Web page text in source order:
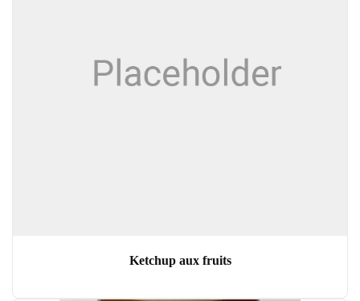
Ketchup aux fruits